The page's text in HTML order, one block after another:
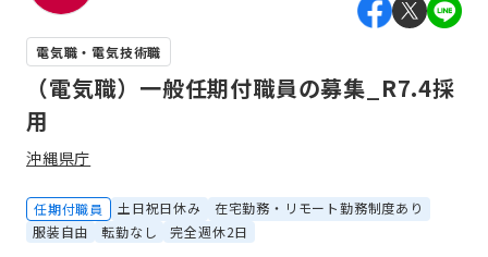
電気職・電気技術職
（電気職）一般任期付職員の募集_R7.4採
用
沖縄県庁
任期付職員 土日祝日休み
在宅勤務・リモート勤務制度あり
服装自由
転勤なし
完全週休2日